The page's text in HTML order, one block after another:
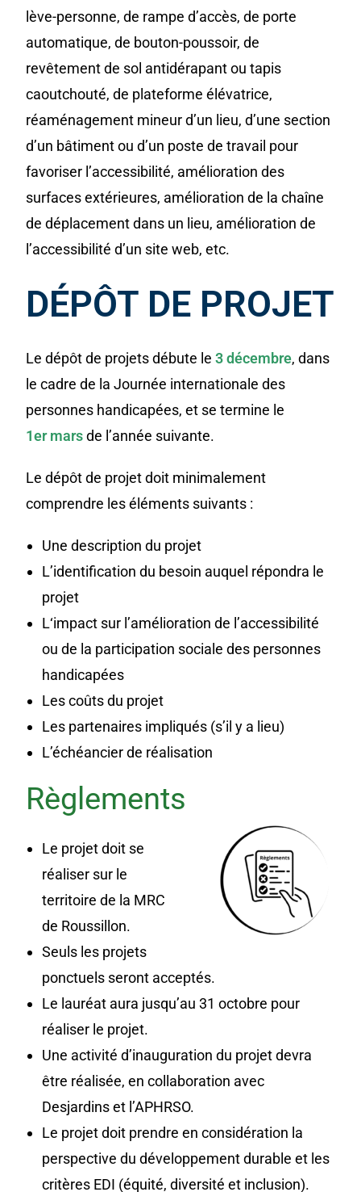
lève-personne, de rampe d’accès, de porte
automatique, de bouton-poussoir, de
revêtement de sol antidérapant ou tapis
caoutchouté, de plateforme élévatrice,
réaménagement mineur d’un lieu, d’une section
d’un bâtiment ou d’un poste de travail pour
favoriser l’accessibilité, amélioration des
surfaces extérieures, amélioration de la chaîne
de déplacement dans un lieu, amélioration de
l’accessibilité d’un site web, etc.
DÉPÔT DE PROJET
Le dépôt de projets débute le3 décembre, dans
le cadre de la Journée internationale des
personnes handicapées, et se termine le
1er marsde l’année suivante.
Le dépôt de projet doit minimalement
comprendre les éléments suivants :
Une description du projet
L’identification du besoin auquel répondra le
projet
L‘impact sur l’amélioration de l’accessibilité
ou de la participation sociale des personnes
handicapées
Les coûts du projet
Les partenaires impliqués (s’il y a lieu)
L’échéancier de réalisation
Règlements
Le projet doit se
réaliser sur le
territoire de la MRC
de Roussillon.
Seuls les projets
ponctuels seront acceptés.
Le lauréat aura jusqu’au 31 octobre pour
réaliser le projet.
Une activité d’inauguration du projet devra
être réalisée, en collaboration avec
Desjardins et l’APHRSO.
Le projet doit prendre en considération la
perspective du développement durable et les
critères EDI (équité, diversité et inclusion).